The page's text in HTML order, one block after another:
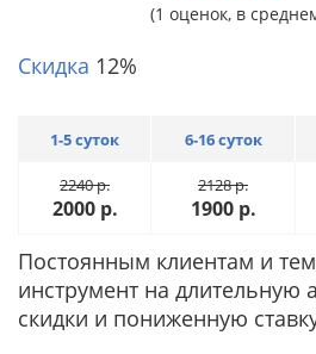
(1 оценок, в
Скидка 12%
1-5 суток 6-16 суток
2240р.
2000 р.
2128р.
1900 р.
Постоянным клиентам и
инструмент на длительную
скидки и пониженную